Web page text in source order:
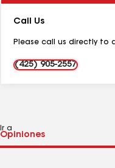
teléfono:
Call Us
Please call us directly to
(425) 905-2557
Ir a